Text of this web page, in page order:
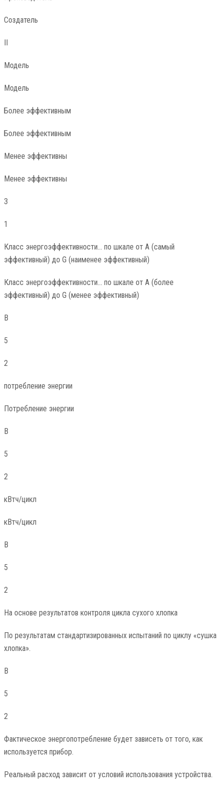
Создатель
II
Модель
Модель
Более эффективным
Более эффективным
Менее эффективны
Менее эффективны
3
1
Класс энергоэффективности… по шкале от A (самый
эффективный) до G (наименее эффективный)
Класс энергоэффективности… по шкале от A (более
эффективный) до G (менее эффективный)
В
5
2
потребление энергии
Потребление энергии
В
5
2
кВтч/цикл
кВтч/цикл
В
5
2
На основе результатов контроля цикла сухого хлопка
По результатам стандартизированных испытаний по циклу «сушка
хлопка».
В
5
2
Фактическое энергопотребление будет зависеть от того, как
используется прибор.
Реальный расход зависит от условий использования устройства.